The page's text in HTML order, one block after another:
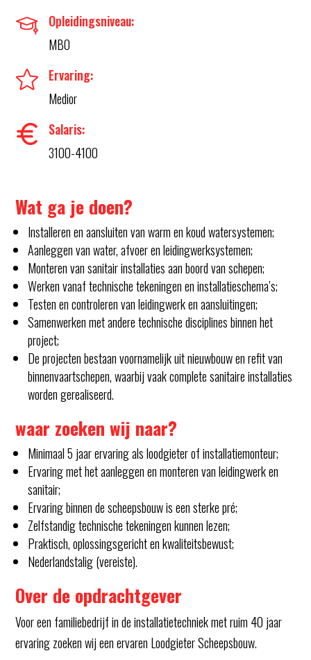
Opleidingsniveau:
MBO
Ervaring:
Medior
Salaris:
3100-4100
Wat ga je doen?
Installeren en aansluiten van warm en koud watersystemen;
Aanleggen van water, afvoer en leidingwerksystemen;
Monteren van sanitair installaties aan boord van schepen;
Werken vanaf technische tekeningen en installatieschema’s;
Testen en controleren van leidingwerk en aansluitingen;
Samenwerken met andere technische disciplines binnen het
project;
De projecten bestaan voornamelijk uit nieuwbouw en refit van
binnenvaartschepen, waarbij vaak complete sanitaire installaties
worden gerealiseerd.
waar zoeken wij naar?
Minimaal 5 jaar ervaring als loodgieter of installatiemonteur;
Ervaring met het aanleggen en monteren van leidingwerk en
sanitair;
Ervaring binnen de scheepsbouw is een sterke pré;
Zelfstandig technische tekeningen kunnen lezen;
Praktisch, oplossingsgericht en kwaliteitsbewust;
Nederlandstalig (vereiste).
Over de opdrachtgever
Voor een familiebedrijf in de installatietechniek met ruim 40 jaar
ervaring zoeken wij een ervaren Loodgieter Scheepsbouw.